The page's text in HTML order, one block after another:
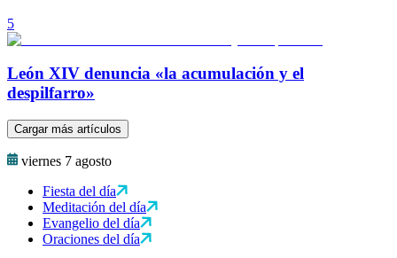
5
León XIV denuncia «la acumulación y el
despilfarro»
Cargar más artículos
viernes 7 agosto
Fiesta del día
Meditación del día
Evangelio del día
Oraciones del día